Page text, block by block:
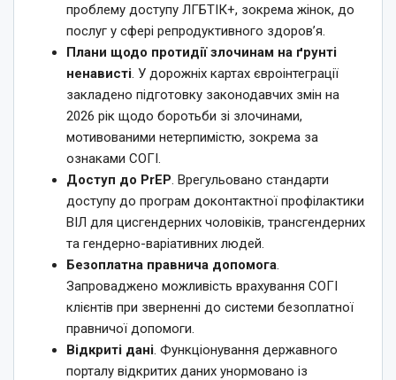
проблему доступу ЛГБТІК+, зокрема жінок, до
послуг у сфері репродуктивного здоров’я.
Плани щодо протидії злочинам на ґрунті
ненависті. У дорожніх картах євроінтеграції
закладено підготовку законодавчих змін на
2026 рік щодо боротьби зі злочинами,
мотивованими нетерпимістю, зокрема за
ознаками СОГІ.
Доступ до PrEP. Врегульовано стандарти
доступу до програм доконтактної профілактики
ВІЛ для цисгендерних чоловіків, трансгендерних
та гендерно-варіативних людей.
Безоплатна правнича допомога.
Запроваджено можливість врахування СОГІ
клієнтів при зверненні до системи безоплатної
правничої допомоги.
Відкриті дані. Функціонування державного
порталу відкритих даних унормовано із